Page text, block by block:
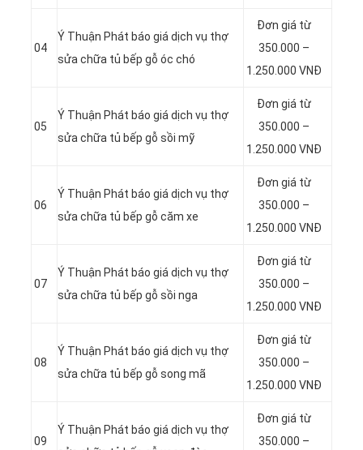
04
Ý Thuận Phát báo giá dịch vụ thợ
sửa chữa tủ bếp gỗ óc chó
Đơn giá từ
350.000 –
1.250.000 VNĐ
05
Ý Thuận Phát báo giá dịch vụ thợ
sửa chữa tủ bếp gỗ sồi mỹ
Đơn giá từ
350.000 –
1.250.000 VNĐ
06
Ý Thuận Phát báo giá dịch vụ thợ
sửa chữa tủ bếp gỗ căm xe
Đơn giá từ
350.000 –
1.250.000 VNĐ
07
Ý Thuận Phát báo giá dịch vụ thợ
sửa chữa tủ bếp gỗ sồi nga
Đơn giá từ
350.000 –
1.250.000 VNĐ
08
Ý Thuận Phát báo giá dịch vụ thợ
sửa chữa tủ bếp gỗ song mã
Đơn giá từ
350.000 –
1.250.000 VNĐ
09
Ý Thuận Phát báo giá dịch vụ thợ
Đơn giá từ
350.000 –